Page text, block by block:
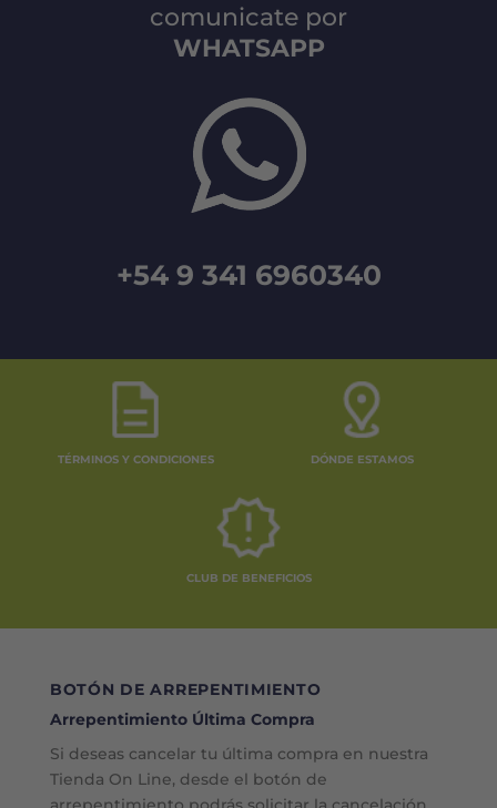
comunicate por
WHATSAPP
+54 9 341 6960340
TÉRMINOS Y CONDICIONES DÓNDE ESTAMOS
CLUB DE BENEFICIOS
BOTÓN DE ARREPENTIMIENTO
Arrepentimiento Última Compra
Si deseas cancelar tu última compra en nuestra
Tienda On Line, desde el botón de